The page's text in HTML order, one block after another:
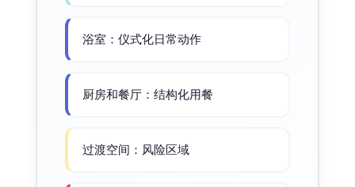
浴室：仪式化日常动作
厨房和餐厅：结构化用餐
过渡空间：风险区域